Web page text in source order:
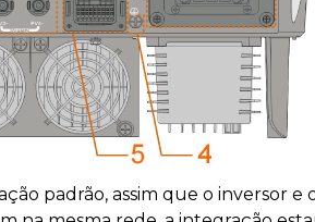
padrão, assim que o inversor e